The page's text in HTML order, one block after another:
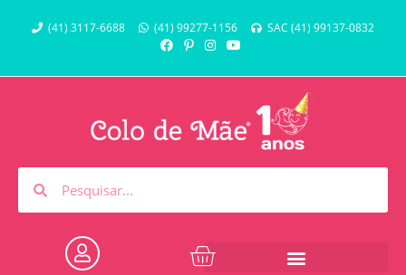
(41) 3117-6688 (41) 99277-1156 SAC (41) 99137-0832